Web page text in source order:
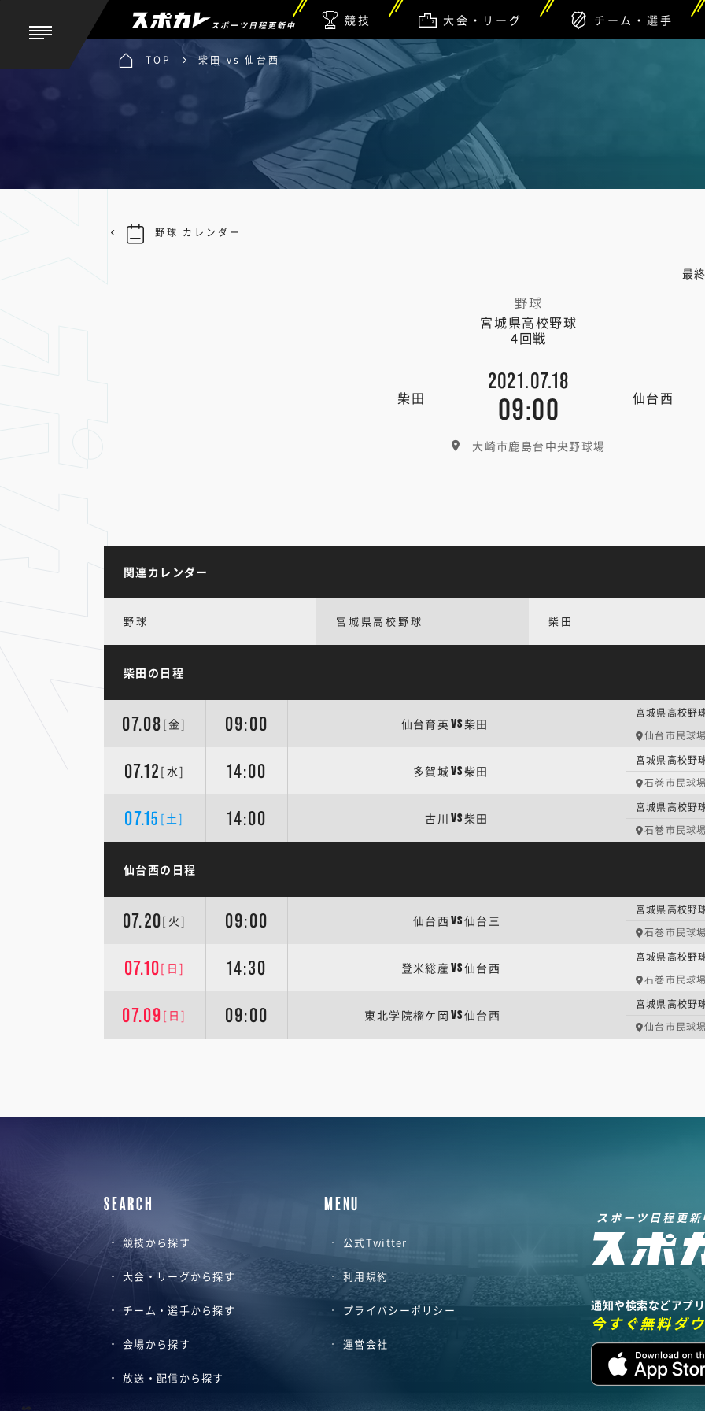
スポーツ日程更新中 競技 大会・リーグ チーム・選手
TOP 柴田 vs 仙台西
最
野球
宮城県高校野球
4回戦
柴田
2021.07.18
09:00 仙台西
大崎市鹿島台中央野球場
野球 カレンダー
関連カレンダー
野球 宮城県高校野球 柴田
柴田の日程
07.08 [金] 09:00 仙台育英 VS柴田
宮城県高校
仙台市民球
07.12 [水] 14:00 多賀城VS柴田
宮城県高校
石巻市民球
07.15 [土] 14:00 古川 VS柴田
宮城県高校
石巻市民球
仙台西の日程
07.20[火] 09:00 仙台西 VS仙台三
宮城県高校
石巻市民球
07.10[日] 14:30 登米総産VS仙台西
宮城県高校
石巻市民球
07.09 [日] 09:00 東北学院榴ケ岡 VS仙台西
宮城県高校
仙台市民球
SEARCH
競技から探す
大会・リーグから探す
チーム・選手から探す
会場から探す
放送・配信から探す
MENU
公式Twitter
利用規約
プライバシーポリシー
運営会社
スポーツ日程更新
通知や検索などアプ
今すぐ無料ダ